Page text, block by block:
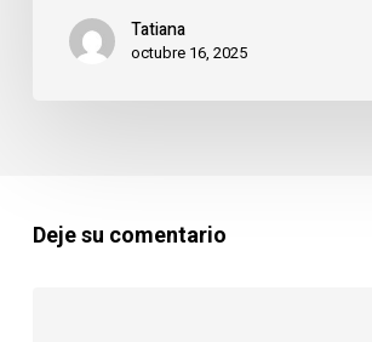
Tatiana
octubre 16, 2025
Deje su comentario